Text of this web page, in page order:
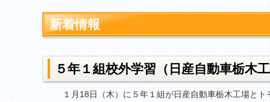
新着情報
５年１組校外学習（日産自動車栃木
１月18日（木）に５年１組が日産自動車栃木工場とト